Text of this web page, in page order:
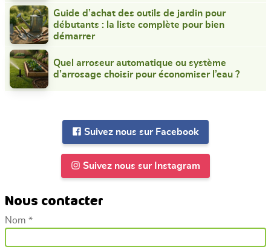
Guide d’achat des outils de jardin pour
débutants : la liste complète pour bien
démarrer
Quel arroseur automatique ou système
d’arrosage choisir pour économiser l’eau ?
Suivez nous sur Facebook
Suivez nous sur Instagram
Nous contacter
Nom *